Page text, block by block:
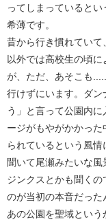
ってしまっていると
希薄です。
昔から行き慣れてい
以外では高校生の頃
が、ただ、あそこも
行けずにいます。ダン
う」と言って公園内
ージがもやがかかっ
られているという風
聞いて尾瀬みたいな
ジンクスとかも聞く
のが当初の本音だっ
あの公園を聖域とい